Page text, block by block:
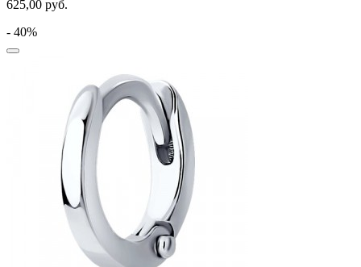
625,00 руб.
- 40%